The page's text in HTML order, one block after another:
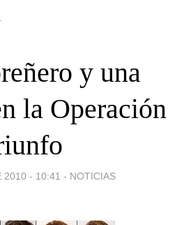
y una
la Operación
2010 - 10:41 - NOTICIAS